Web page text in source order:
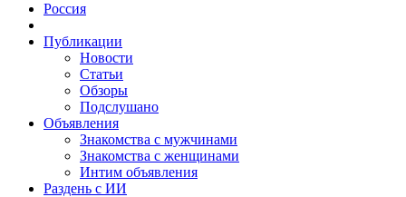
Россия
Публикации
Новости
Статьи
Обзоры
Подслушано
Объявления
Знакомства с мужчинами
Знакомства с женщинами
Интим объявления
Раздень с ИИ